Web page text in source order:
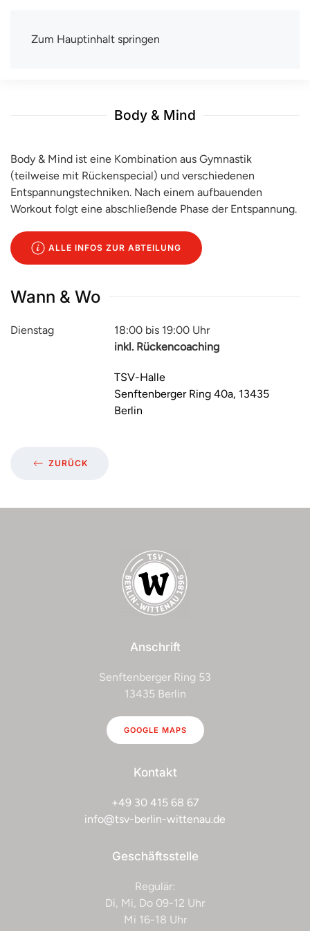
Zum Hauptinhalt springen
TSV Berlin-Wittenau e.V.
Body & Mind
Body & Mind ist eine Kombination aus Gymnastik
(teilweise mit Rückenspecial) und verschiedenen
Entspannungstechniken. Nach einem aufbauenden
Workout folgt eine abschließende Phase der Entspannung.
ALLE INFOS ZUR ABTEILUNG
Wann & Wo
Dienstag
18:00 bis 19:00 Uhr
inkl. Rückencoaching
TSV-Halle
Senftenberger Ring 40a, 13435
Berlin
ZURÜCK
Anschrift
Senftenberger Ring 53
13435 Berlin
GOOGLE MAPS
Kontakt
+49 30 415 68 67
info@tsv-berlin-wittenau.de
Geschäftsstelle
Regulär:
Di, Mi, Do 09-12 Uhr
Mi 16-18 Uhr